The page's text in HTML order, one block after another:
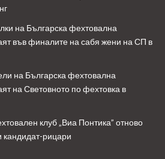
на Българска фехтовална
във финалите на сабя жени на СП в
на Българска фехтовална
на Световното по фехтовка в
клуб „Виа Понтика” отново
кандидат-рицари